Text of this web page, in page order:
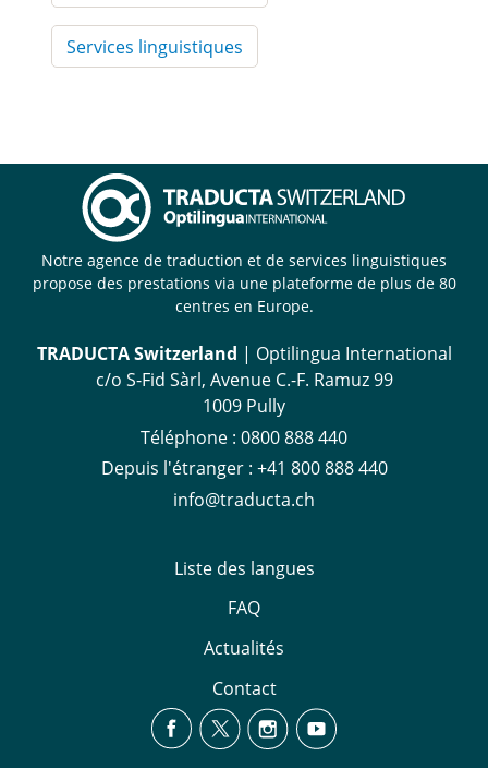
Services linguistiques
Notre agence de traduction et de services linguistiques
propose des prestations via une plateforme de plus de 80
centres en Europe.
TRADUCTA Switzerland | Optilingua International
c/o S-Fid Sàrl, Avenue C.-F. Ramuz 99
1009 Pully
Téléphone : 0800 888 440
Depuis l'étranger : +41 800 888 440
info@traducta.ch
Liste des langues
FAQ
Actualités
Contact